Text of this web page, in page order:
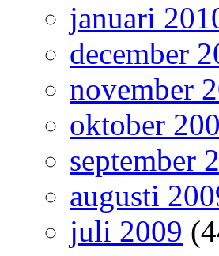
januari
december
november
oktober
september
augusti
juli 2009